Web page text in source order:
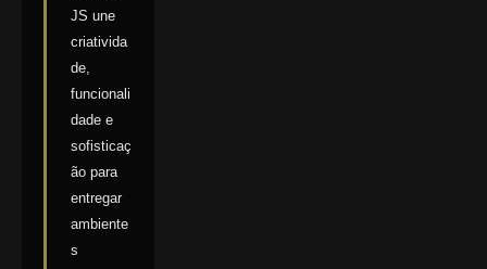
JS une
criativida
de,
funcionali
dade e
sofisticaç
ão para
entregar
ambiente
s